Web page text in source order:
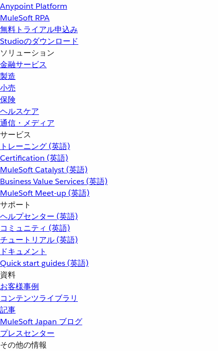
Anypoint Platform
MuleSoft RPA
無料トライアル申込み
Studioのダウンロード
ソリューション
金融サービス
製造
小売
保険
ヘルスケア
通信・メディア
サービス
トレーニング (英語)
Certification (英語)
MuleSoft Catalyst (英語)
Business Value Services (英語)
MuleSoft Meet-up (英語)
サポート
ヘルプセンター (英語)
コミュニティ (英語)
チュートリアル (英語)
ドキュメント
Quick start guides (英語)
資料
お客様事例
コンテンツライブラリ
記事
MuleSoft Japan ブログ
プレスセンター
その他の情報